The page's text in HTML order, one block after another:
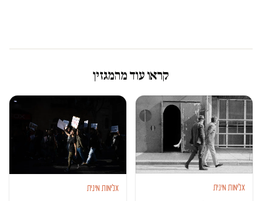
קראו עוד מהמגזין
אלימות מינית אלימות מינית